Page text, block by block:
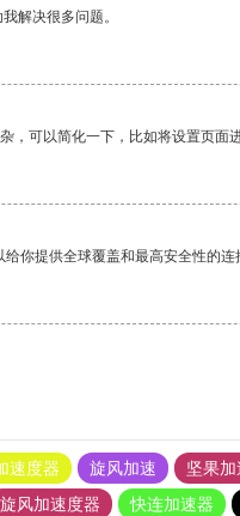
解决很多问题。
，可以简化一下，比如将设置页面进
你提供全球覆盖和最高安全性的连
速度器 旋风加速 坚果加
旋风加速度器 快连加速器